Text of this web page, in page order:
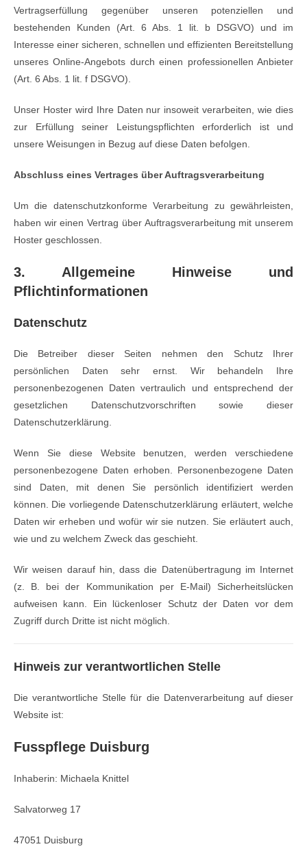
Vertragserfüllung gegenüber unseren potenziellen und
bestehenden Kunden (Art. 6 Abs. 1 lit. b DSGVO) und im
Interesse einer sicheren, schnellen und effizienten Bereitstellung
unseres Online-Angebots durch einen professionellen Anbieter
(Art. 6 Abs. 1 lit. f DSGVO).
Unser Hoster wird Ihre Daten nur insoweit verarbeiten, wie dies
zur Erfüllung seiner Leistungspflichten erforderlich ist und
unsere Weisungen in Bezug auf diese Daten befolgen.
Abschluss eines Vertrages über Auftragsverarbeitung
Um die datenschutzkonforme Verarbeitung zu gewährleisten,
haben wir einen Vertrag über Auftragsverarbeitung mit unserem
Hoster geschlossen.
3. Allgemeine Hinweise und
Pflichtinformationen
Datenschutz
Die Betreiber dieser Seiten nehmen den Schutz Ihrer
persönlichen Daten sehr ernst. Wir behandeln Ihre
personenbezogenen Daten vertraulich und entsprechend der
gesetzlichen Datenschutzvorschriften sowie dieser
Datenschutzerklärung.
Wenn Sie diese Website benutzen, werden verschiedene
personenbezogene Daten erhoben. Personenbezogene Daten
sind Daten, mit denen Sie persönlich identifiziert werden
können. Die vorliegende Datenschutzerklärung erläutert, welche
Daten wir erheben und wofür wir sie nutzen. Sie erläutert auch,
wie und zu welchem Zweck das geschieht.
Wir weisen darauf hin, dass die Datenübertragung im Internet
(z. B. bei der Kommunikation per E-Mail) Sicherheitslücken
aufweisen kann. Ein lückenloser Schutz der Daten vor dem
Zugriff durch Dritte ist nicht möglich.
Hinweis zur verantwortlichen Stelle
Die verantwortliche Stelle für die Datenverarbeitung auf dieser
Website ist:
Fusspflege Duisburg
Inhaberin: Michaela Knittel
Salvatorweg 17
47051 Duisburg